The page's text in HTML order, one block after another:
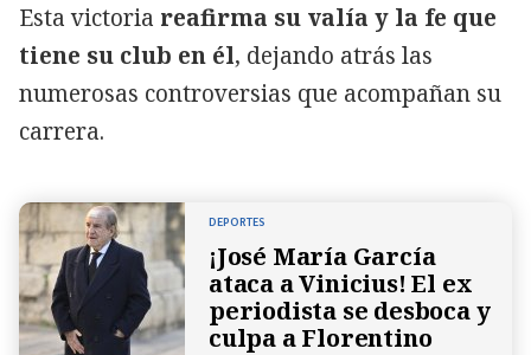
Esta victoria reafirma su valía y la fe que
tiene su club en él, dejando atrás las
numerosas controversias que acompañan su
carrera.
DEPORTES
¡José María García
ataca a Vinicius! El ex
periodista se desboca y
culpa a Florentino